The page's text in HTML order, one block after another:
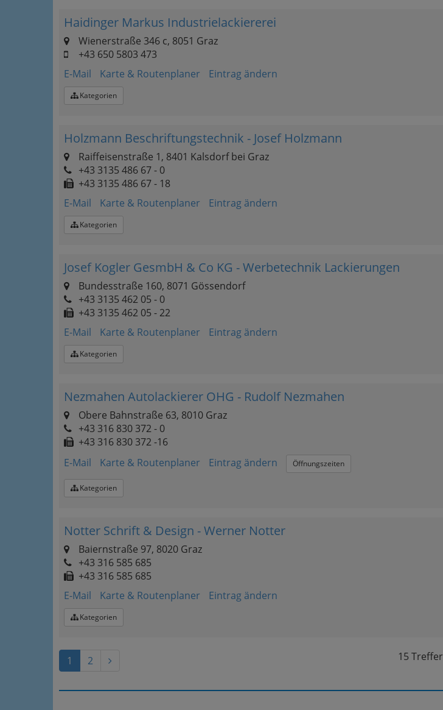
Haidinger Markus Industrielackiererei
Wienerstraße 346 c, 8051 Graz
+43 650 5803 473
E-Mail
Karte & Routenplaner Eintrag ändern
Kategorien
Holzmann Beschriftungstechnik - Josef Holzmann
Raiffeisenstraße 1, 8401 Kalsdorf bei Graz
+43 3135 486 67 - 0
+43 3135 486 67 - 18
E-Mail
Karte & Routenplaner Eintrag ändern
Kategorien
Josef Kogler GesmbH & Co KG - Werbetechnik Lackierungen
Bundesstraße 160, 8071 Gössendorf
+43 3135 462 05 - 0
+43 3135 462 05 - 22
E-Mail
Karte & Routenplaner Eintrag ändern
Kategorien
Nezmahen Autolackierer OHG - Rudolf Nezmahen
Obere Bahnstraße 63, 8010 Graz
+43 316 830 372 - 0
+43 316 830 372 -16
E-Mail
Karte & Routenplaner Eintrag ändern Öffnungszeiten
Kategorien
Notter Schrift & Design - Werner Notter
Baiernstraße 97, 8020 Graz
+43 316 585 685
+43 316 585 685
E-Mail
Karte & Routenplaner Eintrag ändern
Kategorien
15 Treffer
1 2